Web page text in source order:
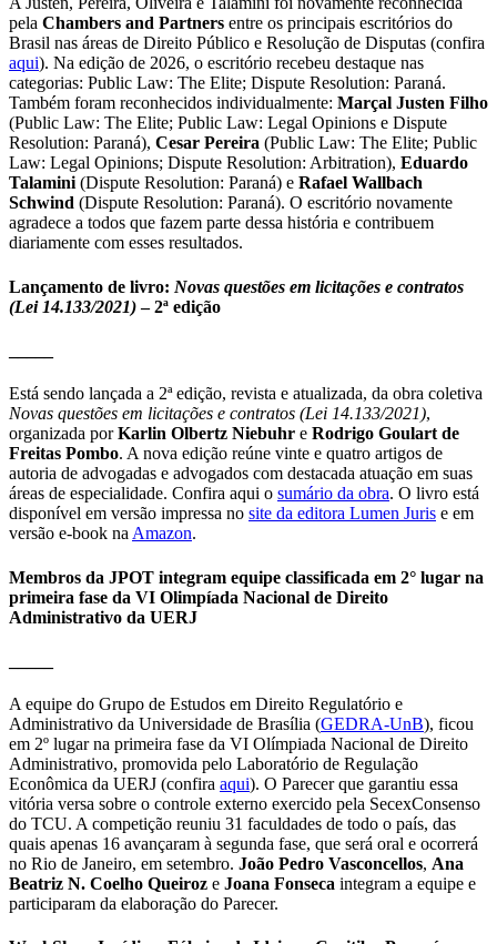
pela Chambers and Partners entre os principais escritórios do
Brasil nas áreas de Direito Público e Resolução de Disputas (confira
aqui). Na edição de 2026, o escritório recebeu destaque nas
categorias: Public Law: The Elite; Dispute Resolution: Paraná.
Também foram reconhecidos individualmente: Marçal Justen Filho
(Public Law: The Elite; Public Law: Legal Opinions e Dispute
Resolution: Paraná), Cesar Pereira (Public Law: The Elite; Public
Law: Legal Opinions; Dispute Resolution: Arbitration), Eduardo
Talamini(Dispute Resolution: Paraná) e Rafael Wallbach
Schwind (Dispute Resolution: Paraná). O escritório novamente
agradece a todos que fazem parte dessa história e contribuem
diariamente com esses resultados.
Lançamento de livro: Novas questões em licitações e contratos
(Lei 14.133/2021)– 2ª edição
Está sendo lançada a 2ª edição, revista e atualizada, da obra coletiva
Novas questões em licitações e contratos (Lei 14.133/2021),
organizada porKarlin Olbertz Niebuhr e Rodrigo Goulart de
Freitas Pombo. A nova edição reúne vinte e quatro artigos de
autoria de advogadas e advogados com destacada atuação em suas
áreas de especialidade. Confira aqui o sumário da obra. O livro está
disponível em versão impressa no site da editora Lumen Juris e em
versão e-book na Amazon.
Membros da JPOT integram equipe classificada em 2° lugar na
primeira fase da VI Olimpíada Nacional de Direito
Administrativo da UERJ
A equipe do Grupo de Estudos em Direito Regulatório e
Administrativo da Universidade de Brasília (GEDRA-UnB), ficou
em 2º lugar na primeira fase da VI Olímpiada Nacional de Direito
Administrativo, promovida pelo Laboratório de Regulação
Econômica da UERJ (confira aqui). O Parecer que garantiu essa
vitória versa sobre o controle externo exercido pela SecexConsenso
do TCU. A competição reuniu 31 faculdades de todo o país, das
quais apenas 16 avançaram à segunda fase, que será oral e ocorrerá
no Rio de Janeiro, em setembro. João Pedro Vasconcellos, Ana
Beatriz N. Coelho Queiroz e Joana Fonseca integram a equipe e
participaram da elaboração do Parecer.